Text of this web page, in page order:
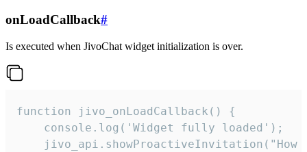
onLoadCallback#
Is executed when JivoChat widget initialization is over.
function jivo_onLoadCallback() {
    console.log('Widget fully loaded');
jivo_api.showProactiveInvitation("How